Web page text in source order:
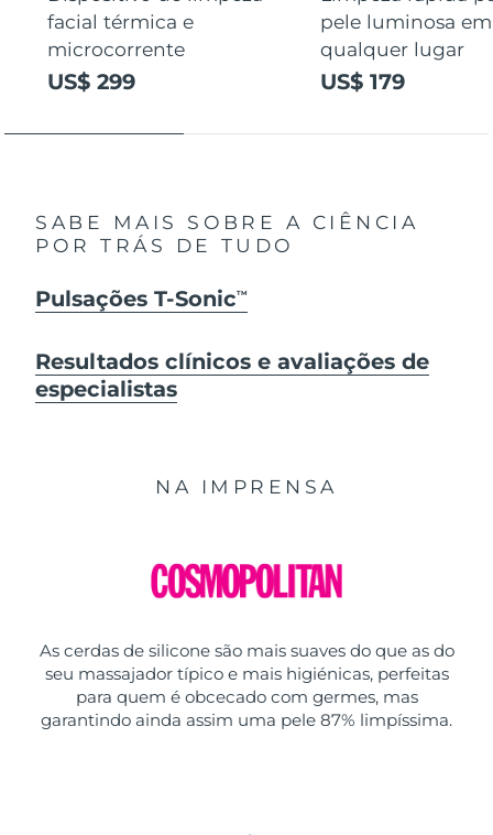
facial térmica e
microcorrente
US$ 299
pele luminosa em
qualquer lugar
US$ 179
SABE MAIS SOBRE A CIÊNCIA
POR TRÁS DE TUDO
Pulsações T-SonicTM
Resultados clínicos e avaliações de
especialistas
NA IMPRENSA
As cerdas de silicone são mais suaves do que as do
seu massajador típico e mais higiénicas, perfeitas
para quem é obcecado com germes, mas
garantindo ainda assim uma pele 87% limpíssima.